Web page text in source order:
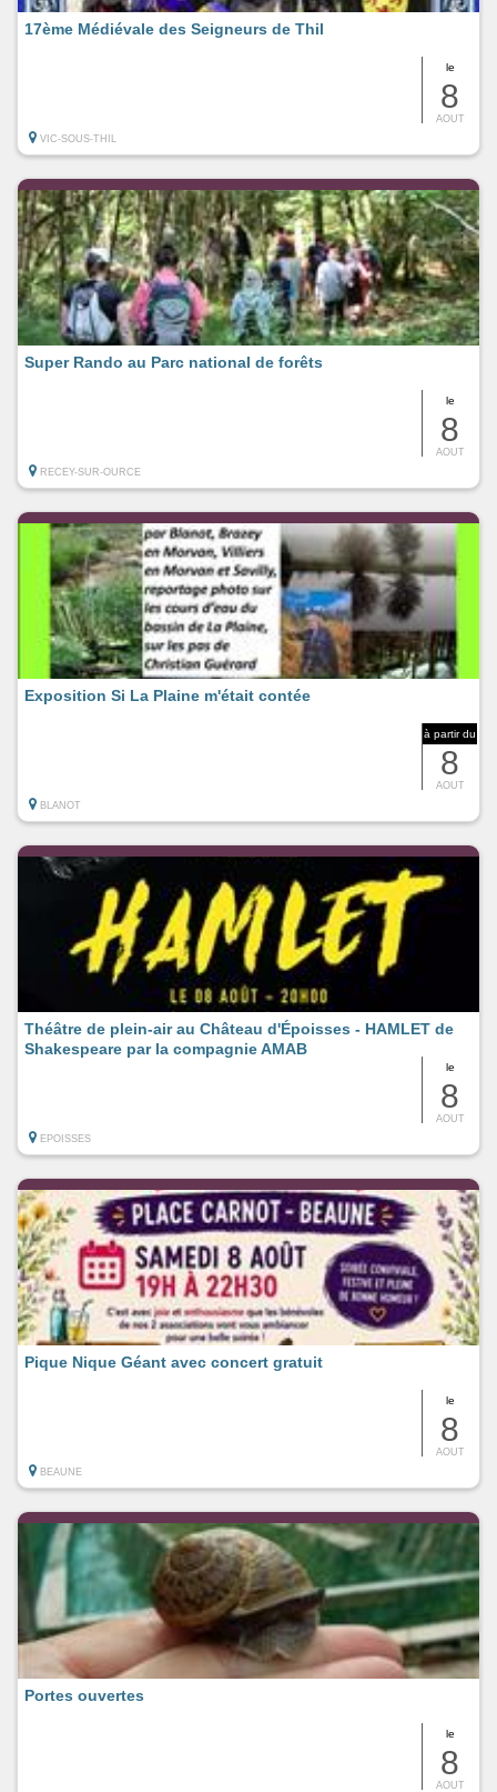
le
8
AOUT
17ème Médiévale des Seigneurs de Thil
VIC-SOUS-THIL
le
8
AOUT
Super Rando au Parc national de forêts
RECEY-SUR-OURCE
à partir du
8
AOUT
Exposition Si La Plaine m'était contée
BLANOT
le
8
AOUT
Théâtre de plein-air au Château d'Époisses - HAMLET de
Shakespeare par la compagnie AMAB
EPOISSES
le
8
AOUT
Pique Nique Géant avec concert gratuit
BEAUNE
le
8
AOUT
Portes ouvertes